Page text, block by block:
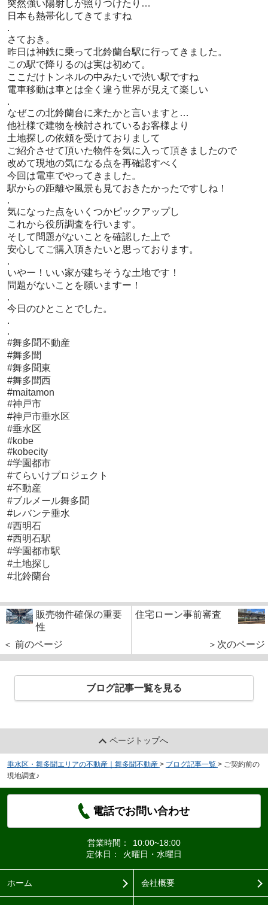
突然強い陽射しが照りつけたり…
日本も熱帯化してきてますね
.
さておき。
昨日は神鉄に乗って北鈴蘭台駅に行ってきました。
この駅で降りるのは実は初めて。
ここだけトンネルの中みたいで渋い駅ですね
電車移動は車とは全く違う世界が見えて楽しい
.
なぜこの北鈴蘭台に来たかと言いますと…
他社様で建物を検討されているお客様より
土地探しの依頼を受けておりまして
ご紹介させて頂いた物件を気に入って頂きましたので
改めて現地の気になる点を再確認すべく
今回は電車でやってきました。
駅からの距離や風景も見ておきたかったですしね！
.
気になった点をいくつかピックアップし
これから役所調査を行います。
そして問題がないことを確認した上で
安心してご購入頂きたいと思っております。
.
いやー！いい家が建ちそうな土地です！
問題がないことを願いますー！
.
今日のひとことでした。
.
.
#舞多聞不動産
#舞多聞
#舞多聞東
#舞多聞西
#maitamon
#神戸市
#神戸市垂水区
#垂水区
#kobe
#kobecity
#学園都市
#てらいけプロジェクト
#不動産
#ブルメール舞多聞
#レバンテ垂水
#西明石
#西明石駅
#学園都市駅
#土地探し
#北鈴蘭台
販売物件確保の重要
性
＜ 前のページ
住宅ローン事前審査
＞次のページ
ブログ記事一覧を見る
ページトップへ
垂水区・舞多聞エリアの不動産｜舞多聞不動産 > ブログ記事一覧 > ご契約前の
現地調査♪
電話でお問い合わせ
営業時間：
10:00~18:00
定休日：
火曜日・水曜日
ホーム 会社概要